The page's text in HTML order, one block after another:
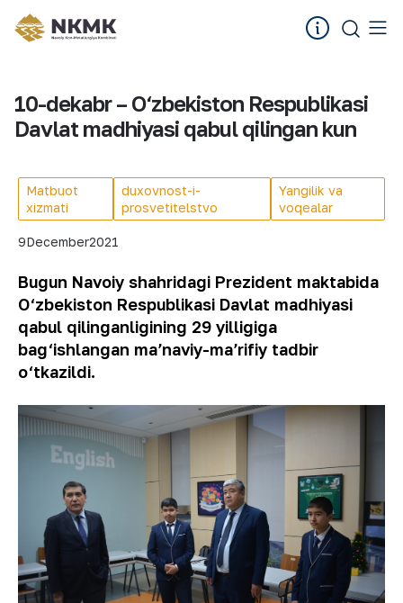
10-dekabr – O‘zbekiston Respublikasi
Davlat madhiyasi qabul qilingan kun
Matbuot
xizmati
duxovnost-i-
prosvetitelstvo
Yangilik va
voqealar
9December2021
Bugun Navoiy shahridagi Prezident maktabida
O‘zbekiston Respublikasi Davlat madhiyasi
qabul qilinganligining 29 yilligiga
bag‘ishlangan maʼnaviy-maʼrifiy tadbir
o‘tkazildi.